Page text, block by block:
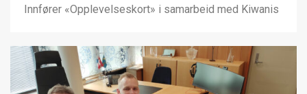
Innfører «Opplevelseskort» i samarbeid med Kiwanis